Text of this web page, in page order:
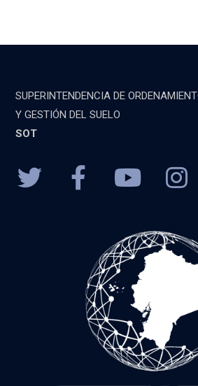
SUPERINTENDENCIA DE
Y GESTIÓN DEL SUELO
SOT